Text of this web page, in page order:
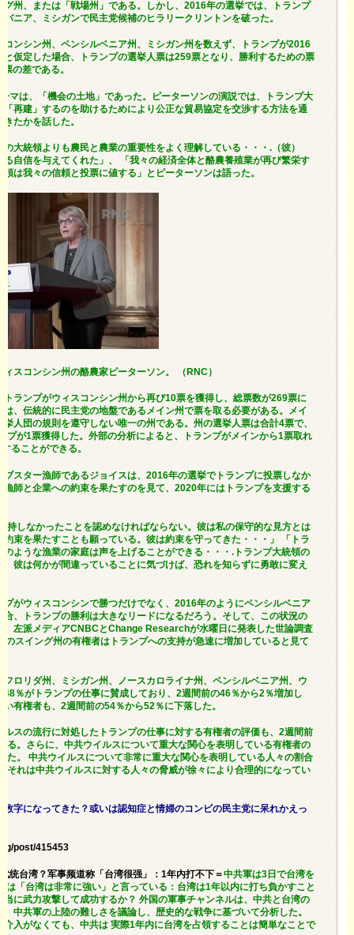
グ州、または「戦場州」である。しかし、2016年の選挙では、トランプ
ニア、ミシガンで民主党候補のヒラリークリントンを破った。
コンシン州、ペンシルベニア州、ミシガン州を数えず、トランプが2016
と仮定した場合、トランプの選挙人票は259票となり、勝利するための票
の差である。
マは、「機会の土地」であった。ピーターソンの演説では、トランプ大
再建」するのを助けるためにより公正な貿易協定を交渉する方法を通
たかを話した。
大統領よりも農民と農業の重要性をよく理解している・・・.（彼）
自信を与えてくれた」、 「我々の経済全体と酪農養殖業が再び繁栄す
は我々の信頼と投票に値する」とピーターソンは語った。
スコンシン州の酪農家ピーターソン。 （RNC）
トランプがウィスコンシン州から再び10票を獲得し、総票数が269票に
、伝統的に民主党の地盤であるメイン州で票を取る必要がある。メイ
人団の規則を遵守しない唯一の州である。州の選挙人票は合計4票で、
プが1票獲得した。外部の分析によると、トランプがメインから1票取れ
ることができる。
ブスター漁師であるジョイスは、2016年の選挙でトランプに投票しなか
漁師と企業への約束を果たすのを見て、2020年にはトランプを支援する
持しなかったことを認めなければならない。彼は私の保守的な見方とは
束を果たすことも願っている。彼は約束を守ってきた・・・」 「トラ
ような漁業の家庭は声を上げることができる・・・.トランプ大統領の
彼は何かが間違っていることに気づけば、恐れを知らずに勇敢に変え
プがウィスコンシンで勝つだけでなく、2016年のようにペンシルベニア
合、トランプの勝利は大きなリードになるだろう。そして、この状況の
。左派メディアCNBCとChange Researchが水曜日に発表した世論調査
のスイング州の有権者はトランプへの支持が急速に増加していると見て
ロリダ州、ミシガン州、ノースカロライナ州、ペンシルベニア州、ウ
48％がトランプの仕事に賛成しており、2週間前の46％から2％増加し
有権者も、2週間前の54％から52％に下落した。
ルスの流行に対処したトランプの仕事に対する有権者の評価も、2週間前
る。さらに、中共ウイルスについて重大な関心を表明している有権者の
た。 中共ウイルスについて非常に重大な関心を表明している人々の割合
それは中共ウイルスに対する人々の脅威が徐々により合理的になってい
字になってきた？或いは認知症と情婦のコンビの民主党に呆れかえっ
post/415453
统台湾？军事频道称「台湾很强」：1年内打不下＝中共軍は3日で台湾を
は「台湾は非常に強い」と言っている：台湾は1年以内に打ち負かすこと
に武力攻撃して成功するか？ 外国の軍事チャンネルは、中共と台湾の
中共軍の上陸の難しさを議論し、歴史的な戦争に基づいて分析した。
介入がなくても、中共は 実際1年内に台湾を占領することは簡単なことで